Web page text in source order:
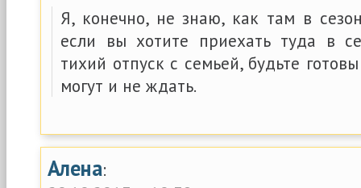
Я, конечно, не знаю, как там в
если вы хотите приехать туда в
тихий отпуск с семьей, будьте
могут и не ждать.
Алена: